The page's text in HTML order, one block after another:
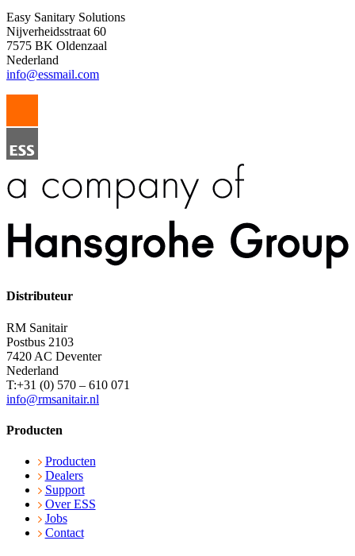
Easy Sanitary Solutions
Nijverheidsstraat 60
7575 BK Oldenzaal
Nederland
info@essmail.com
Distributeur
RM Sanitair
Postbus 2103
7420 AC Deventer
Nederland
T:+31 (0) 570 – 610 071
info@rmsanitair.nl
Producten
Producten
Dealers
Support
Over ESS
Jobs
Contact